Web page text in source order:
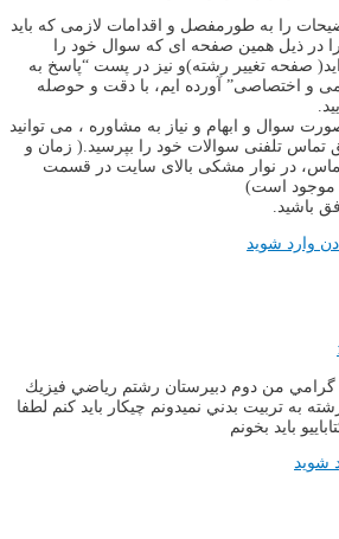
را به طورمفصل و اقدامات لازمی که باید
در ذیل همین صفحه ای که سوال خود را
صفحه تغییر رشته)و نیز در پست “پاسخ به
و اختصاصی” آورده ایم، با دقت و حوصله
سوال و ابهام و نیاز به مشاوره ، می توانید
تلفنی سوالات خود را بپرسید.( زمان و
در نوار مشکی بالای سایت در قسمت
موجود است)
باشید.
وارد شوید
گرامي من دوم دبيرستان رشتم رياضي فيزيك
به تربيت بدني نميدونم چيكار بايد كنم لطفا
بايد بخونم
شوید